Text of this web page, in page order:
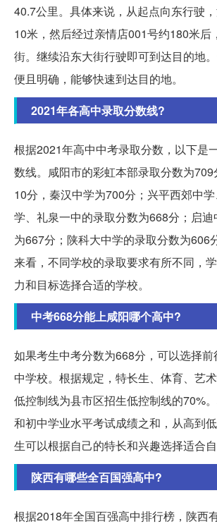
40.7公里。具体来说，从起点向东行驶
10米，然后经过亲情店001号约180米后
街。继续沿东大街行驶即可到达目的地
便且明确，能够快速到达目的地。
2021年各高中录取分数线?
根据2021年高中中考录取分数，以下是
数线。咸阳市的彩虹本部录取分数为
10分，秦汉中学为700分；兴平西郊中
学、礼泉一中的录取分数为668分；启
为667分；陕科大中学的录取分数为606
来看，不同学校的录取要求有所不同，
力和目标选择合适的学校。
中考668分能上咸阳哪个高中?
如果考生中考分数为668分，可以选择
中学校。根据规定，特长生、体育、艺
低控制线为县市区招生低控制线的70%
和初中学业水平考试成绩之和，从高到
生可以根据自己的特长和兴趣选择适合自
陕西有哪些全百国强高中?
根据2018年全国百强高中排行榜，陕西